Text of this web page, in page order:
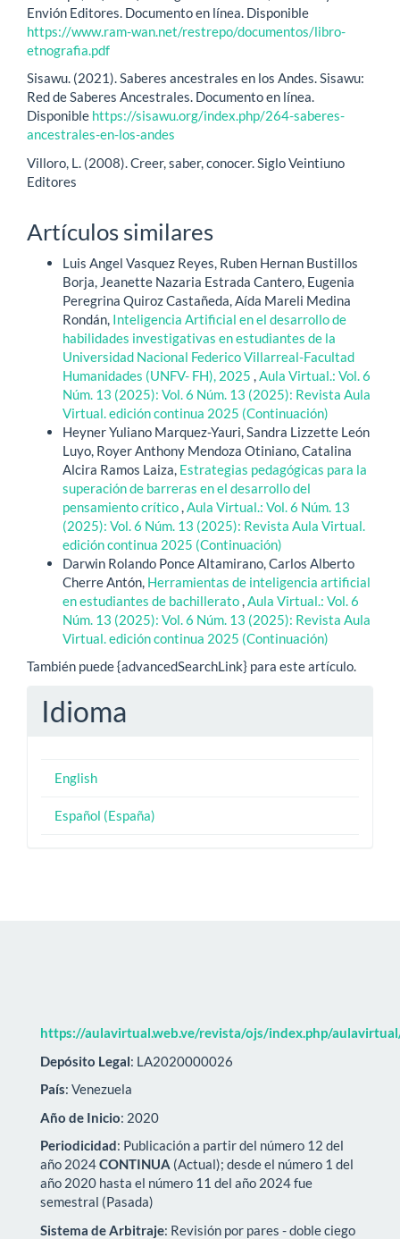
Envión Editores. Documento en línea. Disponible
https://www.ram-wan.net/restrepo/documentos/libro-
etnografia.pdf
Sisawu. (2021). Saberes ancestrales en los Andes. Sisawu:
Red de Saberes Ancestrales. Documento en línea.
Disponible https://sisawu.org/index.php/264-saberes-
ancestrales-en-los-andes
Villoro, L. (2008). Creer, saber, conocer. Siglo Veintiuno
Editores
Artículos similares
Luis Angel Vasquez Reyes, Ruben Hernan Bustillos
Borja, Jeanette Nazaria Estrada Cantero, Eugenia
Peregrina Quiroz Castañeda, Aída Mareli Medina
Rondán, Inteligencia Artificial en el desarrollo de
habilidades investigativas en estudiantes de la
Universidad Nacional Federico Villarreal-Facultad
Humanidades (UNFV- FH), 2025 ,Aula Virtual.: Vol. 6
Núm. 13 (2025): Vol. 6 Núm. 13 (2025): Revista Aula
Virtual. edición continua 2025 (Continuación)
Heyner Yuliano Marquez-Yauri, Sandra Lizzette León
Luyo, Royer Anthony Mendoza Otiniano, Catalina
Alcira Ramos Laiza, Estrategias pedagógicas para la
superación de barreras en el desarrollo del
pensamiento crítico,Aula Virtual.: Vol. 6 Núm. 13
(2025): Vol. 6 Núm. 13 (2025): Revista Aula Virtual.
edición continua 2025 (Continuación)
Darwin Rolando Ponce Altamirano, Carlos Alberto
Cherre Antón, Herramientas de inteligencia artificial
en estudiantes de bachillerato,Aula Virtual.: Vol. 6
Núm. 13 (2025): Vol. 6 Núm. 13 (2025): Revista Aula
Virtual. edición continua 2025 (Continuación)
También puede {advancedSearchLink} para este artículo.
Idioma
English
Español (España)
https://aulavirtual.web.ve/revista/ojs/index.php/
Depósito Legal: LA2020000026
País: Venezuela
Año de Inicio: 2020
Periodicidad: Publicación a partir del número 12 del
año 2024CONTINUA (Actual); desde el número 1 del
año 2020 hasta el número 11 del año 2024 fue
semestral (Pasada)
Sistema de Arbitraje: Revisión por pares - doble ciego